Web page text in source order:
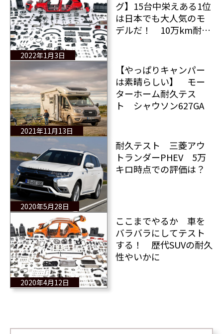
2022年1月3日
グ】15台中栄えある1位
は日本でも大人気のモ
デルだ！ 10万km耐久
2021年11月13日
【やっぱりキャンパー
は素晴らしい】 モー
ターホーム耐久テス
ト シャウソン627GA
2020年5月28日
耐久テスト 三菱アウ
トランダーPHEV 5万
キロ時点での評価は？
2020年4月12日
ここまでやるか 車を
バラバラにしてテスト
する！ 歴代SUVの耐久
性やいかに